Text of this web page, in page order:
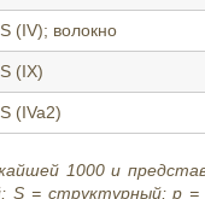
S (IV); волокно
S (IX)
S (IVa2)
1000 и
S = структурный; p